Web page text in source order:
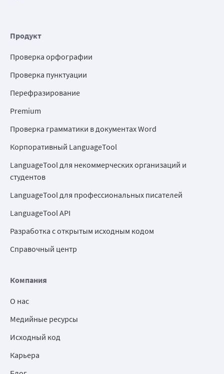
Продукт
Проверка орфографии
Проверка пунктуации
Перефразирование
Premium
Проверка грамматики в документах Word
Корпоративный LanguageTool
LanguageTool для некоммерческих организаций и
студентов
LanguageTool для профессиональных писателей
LanguageTool API
Разработка с открытым исходным кодом
Справочный центр
Компания
О нас
Медийные ресурсы
Исходный код
Карьера